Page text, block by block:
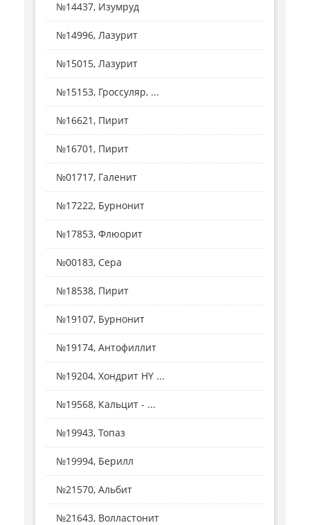
№14437, Изумруд
№14996, Лазурит
№15015, Лазурит
№15153, Гроссуляр, ...
№16621, Пирит
№16701, Пирит
№01717, Галенит
№17222, Бурнонит
№17853, Флюорит
№00183, Сера
№18538, Пирит
№19107, Бурнонит
№19174, Антофиллит
№19204, Хондрит HY ...
№19568, Кальцит - ...
№19943, Топаз
№19994, Берилл
№21570, Альбит
№21643, Волластонит